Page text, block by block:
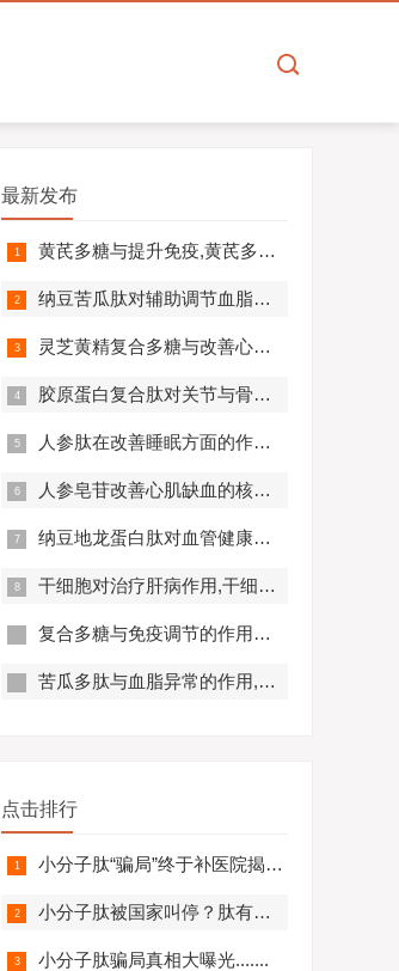
最新发布
黄芪多糖与提升免疫,黄芪多糖对免疫相关疾病营养干预价值分析！
纳豆苦瓜肽对辅助调节血脂血压的作用机制,应用效果如何？
灵芝黄精复合多糖与改善心肺功能的机制及临床应用分析
胶原蛋白复合肽对关节与骨骼的作用,胶原蛋白复合肽效果怎么样?
人参肽在改善睡眠方面的作用机制及应用分析
人参皂苷改善心肌缺血的核心机制,应用效果怎么样？
纳豆地龙蛋白肽对血管健康的好处,纳豆地龙蛋白肽对预防心脑血管疾病有帮助吗？
干细胞对治疗肝病作用,干细胞对肝硬化有作用吗?
复合多糖与免疫调节的作用原理及优势分析
苦瓜多肽与血脂异常的作用,苦瓜多肽调节脂代谢效果好吗？
点击排行
小分子肽“骗局”终于补医院揭开，结果太可怕.........
小分子肽被国家叫停？肽有副作用？必看！
小分子肽骗局真相大曝光.......